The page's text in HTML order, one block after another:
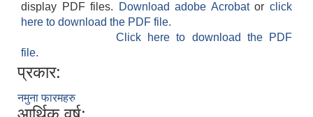
display PDF files.
Download adobe Acrobatorclick
here to download the PDF file.
Click here to download the PDF
file.
प्रकार:
नमुना फारमहरु